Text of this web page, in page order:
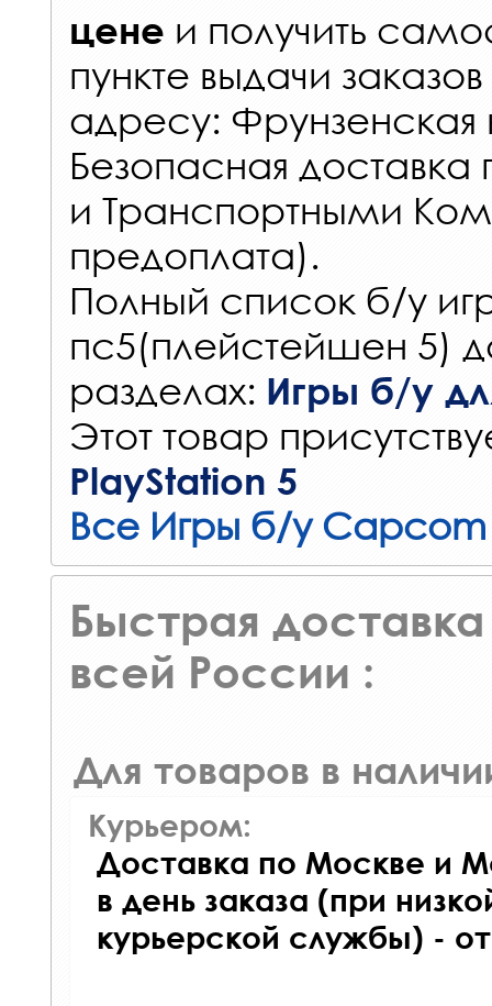
цене и получить
пункте выдачи заказов
адресу: Фрунзенская
Безопасная
и Транспортными
предоплата).
Полный список б/у
пс5(плейстейшен 5)
разделах: Игры б/у
Этот товар
PlayStation 5
Все Игры б/у Capcom
Быстрая доставка
всей России :
Для товаров в
Курьером:
Доставка по Москве и
в день заказа (при
курьерской службы) -